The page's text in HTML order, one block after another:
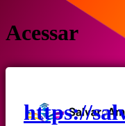
Acessar
https://